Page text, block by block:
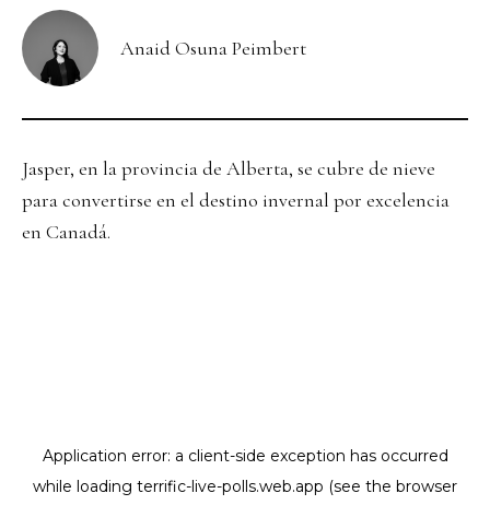
Anaid Osuna Peimbert
Jasper, en la provincia de Alberta, se cubre de nieve
para convertirse en el destino invernal por excelencia
en Canadá.